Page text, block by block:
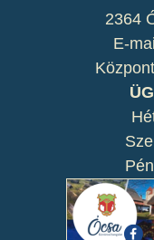
2364
E-